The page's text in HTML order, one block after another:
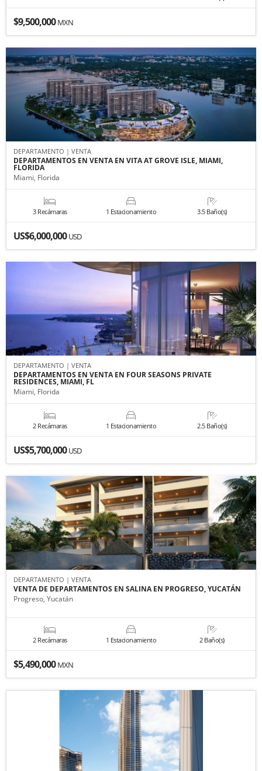
$9,500,000MXN
DEPARTAMENTO | VENTA
DEPARTAMENTOS EN VENTA EN VITA AT GROVE ISLE, MIAMI,
FLORIDA
Miami, Florida
3 Recámaras 1 Estacionamiento 3.5 Baño(s)
US$6,000,000USD
DEPARTAMENTO | VENTA
DEPARTAMENTOS EN VENTA EN FOUR SEASONS PRIVATE
RESIDENCES, MIAMI, FL
Miami, Florida
2 Recámaras 1 Estacionamiento 2.5 Baño(s)
US$5,700,000USD
DEPARTAMENTO | VENTA
VENTA DE DEPARTAMENTOS EN SALINA EN PROGRESO, YUCATÁN
Progreso, Yucatán
2 Recámaras 1 Estacionamiento 2 Baño(s)
$5,490,000MXN